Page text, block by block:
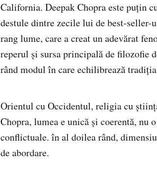
California. Deepak Chopra este puțin
destule dintre zecile lui de best-seller-
rang lume, care a creat un adevărat
reperul și sursa principală de filozofie
rând modul în care echilibrează
Orientul cu Occidentul, religia cu
Chopra, lumea e unică și coerentă,
conflictuale. în al doilea rând,
de abordare.